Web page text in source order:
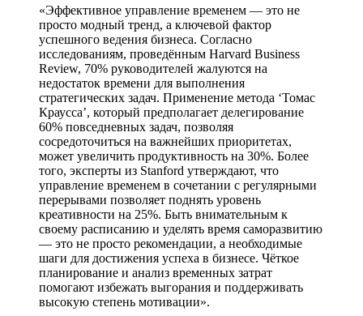
«Эффективное управление временем — это не
просто модный тренд, а ключевой фактор
успешного ведения бизнеса. Согласно
исследованиям, проведённым Harvard Business
Review, 70% руководителей жалуются на
недостаток времени для выполнения
стратегических задач. Применение метода ‘Томас
Краусса’, который предполагает делегирование
60% повседневных задач, позволяя
сосредоточиться на важнейших приоритетах,
может увеличить продуктивность на 30%. Более
того, эксперты из Stanford утверждают, что
управление временем в сочетании с регулярными
перерывами позволяет поднять уровень
креативности на 25%. Быть внимательным к
своему расписанию и уделять время саморазвитию
— это не просто рекомендации, а необходимые
шаги для достижения успеха в бизнесе. Чёткое
планирование и анализ временных затрат
помогают избежать выгорания и поддерживать
высокую степень мотивации».